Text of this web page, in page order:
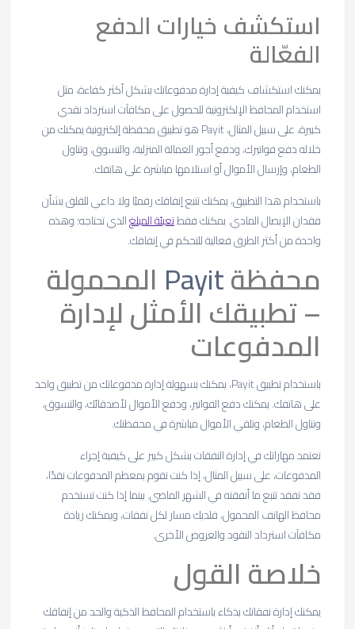
استكشف خيارات الدفع
الفعّالة
يمكنك استكشاف كيفية إدارة مدفوعاتك بشكل أكثر كفاءة، مثل
استخدام المحافظ الإلكترونية للحصول على مكافآت استرداد نقدي
كبيرة، على سبيل المثال، Payit هو تطبيق محفظة إلكترونية يمكنك من
خلاله دفع فواتيرك، ودفع أجور العمالة المنزلية، والتسوق، وتناول
الطعام، وإرسال الأموال أو استلامها مباشرة على هاتفك.
باستخدام هذا التطبيق، يمكنك تتبع إنفاقك رقميًا ولا داعي للقلق بشأن
فقدان الإيصال المادي. يمكنك فقطتعبئة المبلغالذي تحتاجه؛ وهذه
واحدة من أكثر الطرق فعالية للتحكم في إنفاقك.
محفظةPayit المحمولة
– تطبيقك الأمثل لإدارة
المدفوعات
باستخدام تطبيق Payit، يمكنك بسهولة إدارة مدفوعاتك من تطبيق واحد
على هاتفك. يمكنك دفع الفواتير، ودفع الأموال لأصدقائك، والتسوق،
وتناول الطعام، وتلقي الأموال مباشرة في محفظتك.
تعتمد مهاراتك في إدارة النفقات بشكل كبير على كيفية إجراء
المدفوعات، على سبيل المثال، إذا كنت تقوم بمعظم المدفوعات نقدًا،
فقد تفقد تتبع ما أنفقته في الشهر الماضي. بينما إذا كنت تستخدم
محافظ الهاتف المحمول، فلديك مسار لكل نفقات، ويمكنك زيادة
مكافآت استرداد النقود والعروض الأخرى.
خلاصة القول
يمكنك إدارة نفقاتك بذكاء باستخدام المحافظ الذكية والحد من إنفاقك